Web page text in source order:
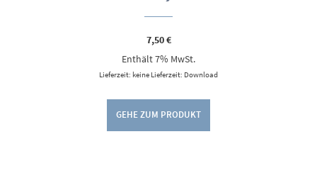
7,50€
Enthält 7% MwSt.
Lieferzeit: keine Lieferzeit: Download
GEHE ZUM PRODUKT